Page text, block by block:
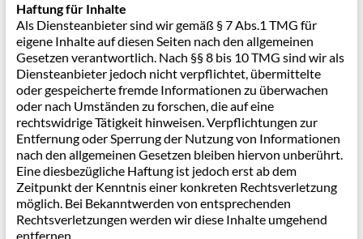
Haftung für Inhalte
Als Diensteanbieter sind wir gemäß § 7 Abs.1 TMG für
eigene Inhalte auf diesen Seiten nach den allgemeinen
Gesetzen verantwortlich. Nach §§ 8 bis 10 TMG sind wir als
Diensteanbieter jedoch nicht verpflichtet, übermittelte
oder gespeicherte fremde Informationen zu überwachen
oder nach Umständen zu forschen, die auf eine
rechtswidrige Tätigkeit hinweisen. Verpflichtungen zur
Entfernung oder Sperrung der Nutzung von Informationen
nach den allgemeinen Gesetzen bleiben hiervon unberührt.
Eine diesbezügliche Haftung ist jedoch erst ab dem
Zeitpunkt der Kenntnis einer konkreten Rechtsverletzung
möglich. Bei Bekanntwerden von entsprechenden
Rechtsverletzungen werden wir diese Inhalte umgehend
entfernen.